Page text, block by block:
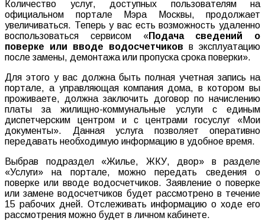
Количество услуг, доступных пользователям на
официальном портале Мэра Москвы, продолжает
увеличиваться. Теперь у вас есть возможность удаленно
воспользоваться сервисом «Подача сведений о
поверке или вводе водосчетчиков в эксплуатацию
после замены, демонтажа или пропуска срока поверки».
Для этого у вас должна быть полная учетная запись на
портале, а управляющая компания дома, в котором вы
проживаете, должна заключить договор по начислению
платы за жилищно-коммунальные услуги с единым
диспетчерским центром и с центрами госуслуг «Мои
документы». Данная услуга позволяет оперативно
передавать необходимую информацию в удобное время.
Выбрав подраздел «Жилье, ЖКУ, двор» в разделе
«Услуги» на портале, можно передать сведения о
поверке или вводе водосчетчиков. Заявление о поверке
или замене водосчетчиков будет рассмотрено в течение
15 рабочих дней. Отслеживать информацию о ходе его
рассмотрения можно будет в личном кабинете.